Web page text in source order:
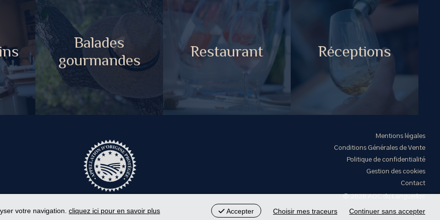
Balades
gourmandes
Restaurant Réceptions
Mentions légales
Conditions Générales de Vente
Politique de confidentialité
Gestion des cookies
Contact
votre navigation. cliquez ici pour en savoir plus Accepter Choisir mes traceurs Continuer sans accepter